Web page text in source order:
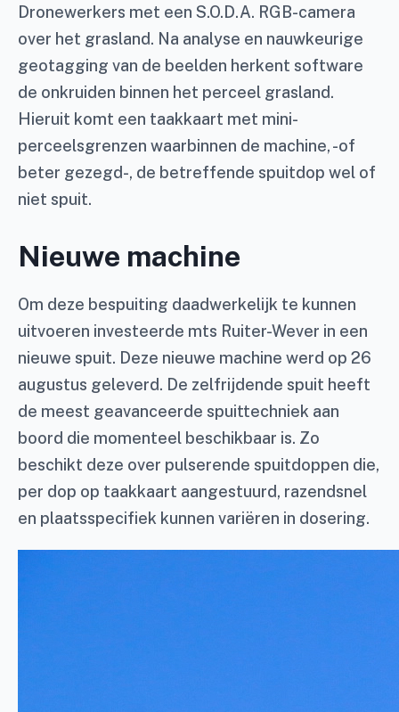
Dronewerkers met een S.O.D.A. RGB-camera
over het grasland. Na analyse en nauwkeurige
geotagging van de beelden herkent software
de onkruiden binnen het perceel grasland.
Hieruit komt een taakkaart met mini-
perceelsgrenzen waarbinnen de machine, -of
beter gezegd-, de betreffende spuitdop wel of
niet spuit.
Nieuwe machine
Om deze bespuiting daadwerkelijk te kunnen
uitvoeren investeerde mts Ruiter-Wever in een
nieuwe spuit. Deze nieuwe machine werd op 26
augustus geleverd. De zelfrijdende spuit heeft
de meest geavanceerde spuittechniek aan
boord die momenteel beschikbaar is. Zo
beschikt deze over pulserende spuitdoppen die,
per dop op taakkaart aangestuurd, razendsnel
en plaatsspecifiek kunnen variëren in dosering.